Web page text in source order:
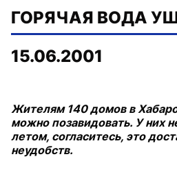
ГОРЯЧАЯ ВОДА
15.06.2001
Жителям 140 домов в
можно позавидовать. У них
летом, согласитесь, это
неудобств.